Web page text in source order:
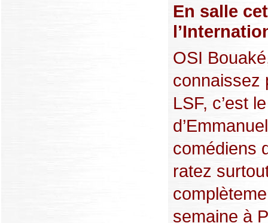
En salle
OSI
connaissez
LSF, c’est
comédiens
ratez
semaine à